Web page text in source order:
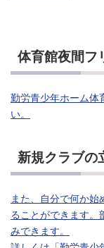
体育館夜間フ
勤労青少年ホーム体
い。
新規クラブの
また、自分で何か
ることができます。
みできます。